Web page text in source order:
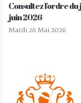
Consultez l'ordre du
juin 2026
Mardi 26 Mai 2026